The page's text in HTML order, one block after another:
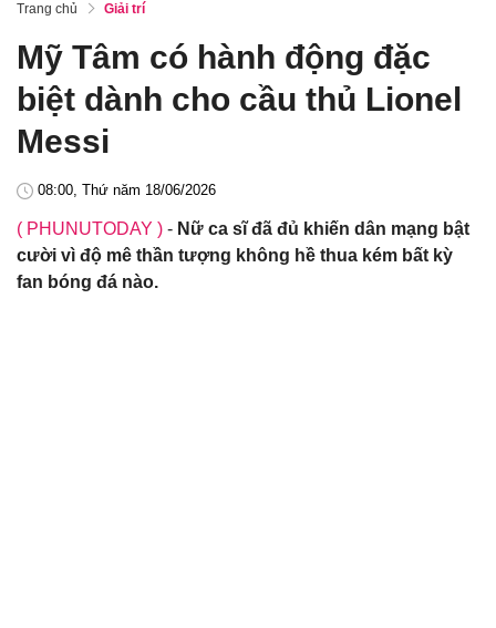
Trang chủ Giải trí
Mỹ Tâm có hành động đặc
biệt dành cho cầu thủ Lionel
Messi
08:00, Thứ năm 18/06/2026
( PHUNUTODAY ) - Nữ ca sĩ đã đủ khiến dân mạng bật
cười vì độ mê thần tượng không hề thua kém bất kỳ
fan bóng đá nào.